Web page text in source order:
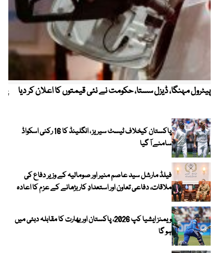
پیٹرول مہنگا، ڈیزل سستا، حکومت نے نئی قیمتوں کا اعلان کر دیا
پاکستان کیخلاف ٹیسٹ سیریز ، انگلینڈ کا 16 رکنی اسکواڈ
سامنے آ گیا
فیلڈ مارشل سید عاصم منیر اور صومالیہ کے وزیر دفاع کی
ملاقات، دفاعی تعاون اور استعدادِ کار بڑھانے کے عزم کا اعادہ
ویمنز ایشیا کپ 2026، پاکستان اور بھارت کا مقابلہ دبئی میں
ہو گا